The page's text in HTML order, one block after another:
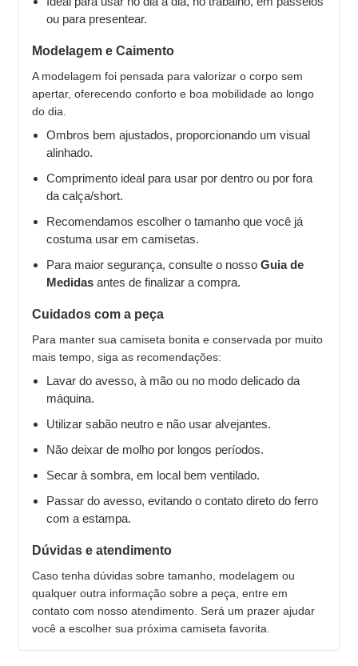
ou para presentear.
Modelagem e Caimento
A modelagem foi pensada para valorizar o corpo sem
apertar, oferecendo conforto e boa mobilidade ao longo
do dia.
Ombros bem ajustados, proporcionando um visual
alinhado.
Comprimento ideal para usar por dentro ou por fora
da calça/short.
Recomendamos escolher o tamanho que você já
costuma usar em camisetas.
Para maior segurança, consulte o nosso Guia de
Medidas antes de finalizar a compra.
Cuidados com a peça
Para manter sua camiseta bonita e conservada por muito
mais tempo, siga as recomendações:
Lavar do avesso, à mão ou no modo delicado da
máquina.
Utilizar sabão neutro e não usar alvejantes.
Não deixar de molho por longos períodos.
Secar à sombra, em local bem ventilado.
Passar do avesso, evitando o contato direto do ferro
com a estampa.
Dúvidas e atendimento
Caso tenha dúvidas sobre tamanho, modelagem ou
qualquer outra informação sobre a peça, entre em
contato com nosso atendimento. Será um prazer ajudar
você a escolher sua próxima camiseta favorita.